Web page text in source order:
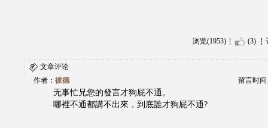
浏览(1953) (3)
文章评论
作者： 彼德 留言时间
无事忙兄您的發言才狗屁不通。
哪裡不通都講不出來，到底誰才狗屁不通?